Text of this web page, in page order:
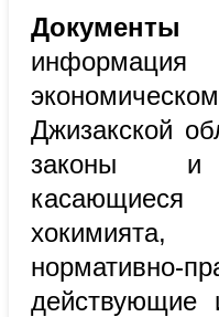
Документы –
Джизакской
законы и
действующие